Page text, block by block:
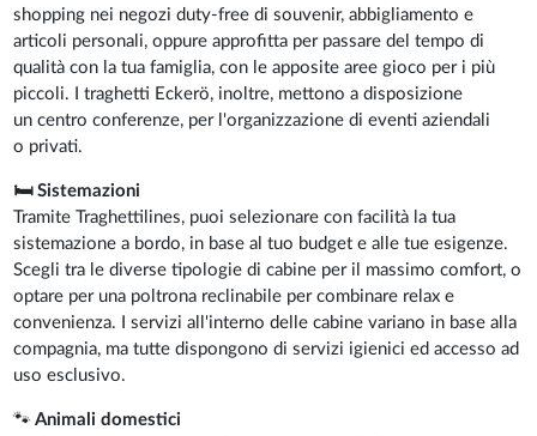
shopping nei negozi duty-free di souvenir, abbigliamento e
articoli personali, oppure approfitta per passare del tempo di
qualità con la tua famiglia, con le apposite aree gioco per i più
piccoli. I traghetti Eckerö, inoltre, mettono a disposizione
un centro conferenze, per l'organizzazione di eventi aziendali
o privati.
🛏 Sistemazioni
Tramite Traghettilines, puoi selezionare con facilità la tua
sistemazione a bordo, in base al tuo budget e alle tue esigenze.
Scegli tra le diverse tipologie di cabine per il massimo comfort, o
optare per una poltrona reclinabile per combinare relax e
convenienza. I servizi all'interno delle cabine variano in base alla
compagnia, ma tutte dispongono di servizi igienici ed accesso ad
uso esclusivo.
🐾 Animali domestici